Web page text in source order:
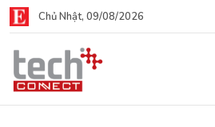
Chủ Nhật, 09/08/2026